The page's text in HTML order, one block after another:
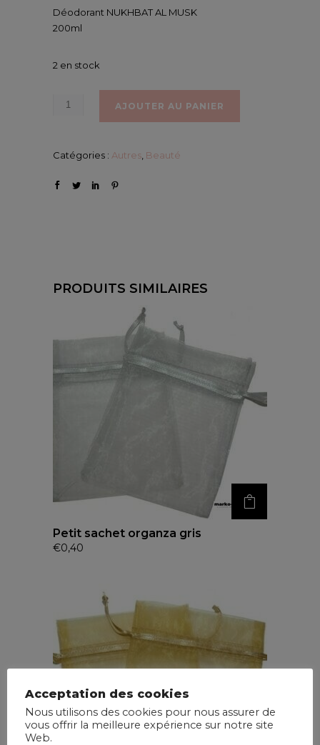
Déodorant NUKHBAT AL MUSK
200ml
2 en stock
AJOUTER AU PANIER
Catégories : Autres Beauté
PRODUITS SIMILAIRES
Petit sachet organza gris
€0,40
Acceptation des cookies
Nous utilisons des cookies pour nous assurer de
vous offrir la meilleure expérience sur notre site
Web.